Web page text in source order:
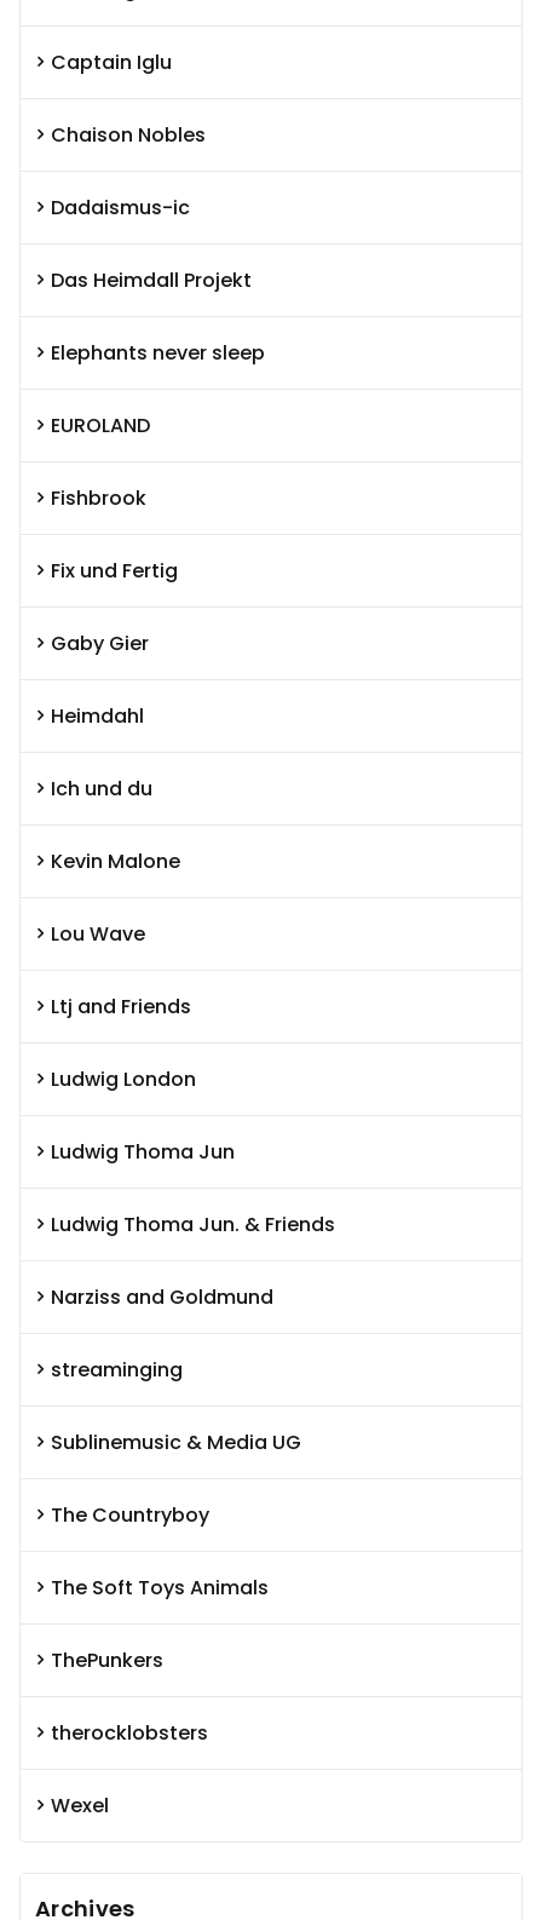
Captain Iglu
Chaison Nobles
Dadaismus-ic
Das Heimdall Projekt
Elephants never sleep
EUROLAND
Fishbrook
Fix und Fertig
Gaby Gier
Heimdahl
Ich und du
Kevin Malone
Lou Wave
Ltj and Friends
Ludwig London
Ludwig Thoma Jun
Ludwig Thoma Jun. & Friends
Narziss and Goldmund
streaminging
Sublinemusic & Media UG
The Countryboy
The Soft Toys Animals
ThePunkers
therocklobsters
Wexel
Archives